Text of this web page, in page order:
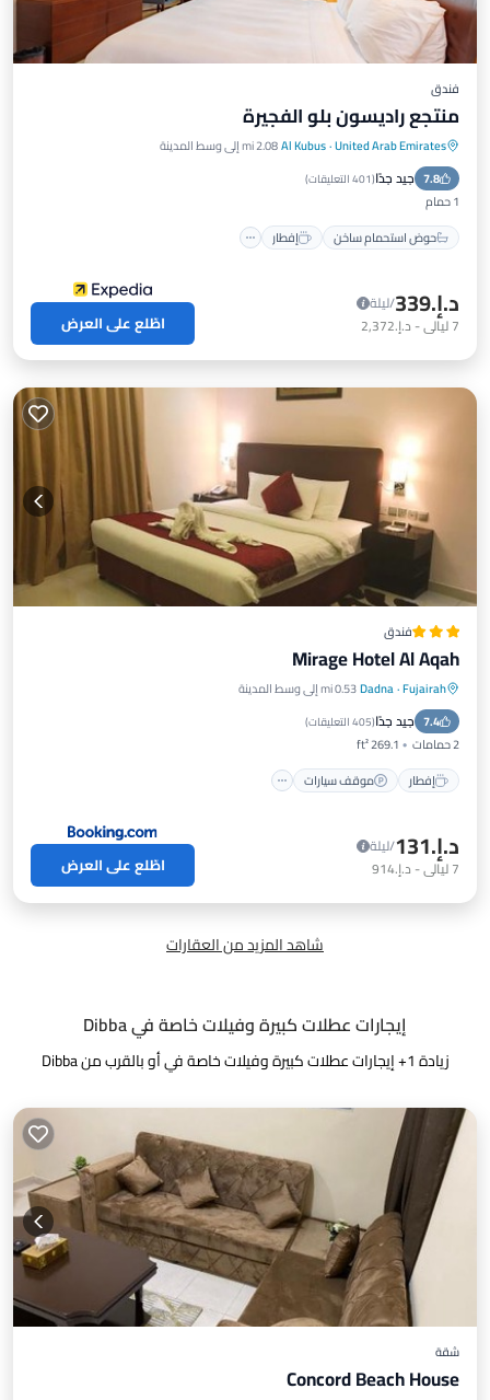
فندق
منتجع راديسون بلو الفجيرة
United Arab Emirates
·
Al Kubus2.08 mi إلى وسط المدينة
7.8 جيد جدًا(401 التعليقات )
1 حمام
حوض استحمام ساخن
إفطار
حوض استحمام ساخن
إفطار
موقف سيارات
د.إ.‏339
/ليلة
7ليالي- د.إ.‏2,372 اطّلع على العرض
فندق
Mirage Hotel Al Aqah
Fujairah
·
Dadna0.53 mi إلى وسط المدينة
7.4 جيد جدًا(405 التعليقات )
2 حمامات
269.1 ft²
إفطار
موقف سيارات
إفطار موقف سيارات
د.إ.‏131
/ليلة
7ليالي- د.إ.‏914 اطّلع على العرض
شاهد المزيد من العقارات
إيجارات عطلات كبيرة وفيلات خاصة في Dibba
زيادة1+ إيجارات عطلات كبيرة وفيلات خاصة في أو بالقرب من Dibba
شقة
Concord Beach House